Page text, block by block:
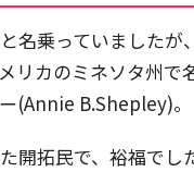
名乗っていました
リカのミネソタ州で
(Annie B.Shepley)。
開拓民で、裕福で